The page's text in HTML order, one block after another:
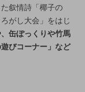
叙情詩「椰子の
がし大会」をはじ
缶ぽっくりや竹馬
びコーナー」など